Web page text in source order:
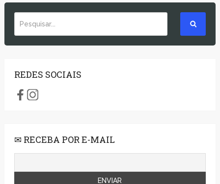
REDES SOCIAIS
✉ RECEBA POR E-MAIL